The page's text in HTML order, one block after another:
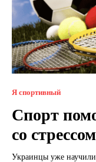
Я спортивный
Спорт
со стрессом
Украинцы уже